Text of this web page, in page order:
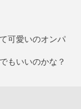
可愛いのオンパ
もいいのかな？